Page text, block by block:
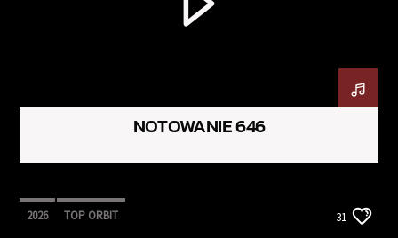
NOTOWANIE 646
2026 TOP ORBIT 31